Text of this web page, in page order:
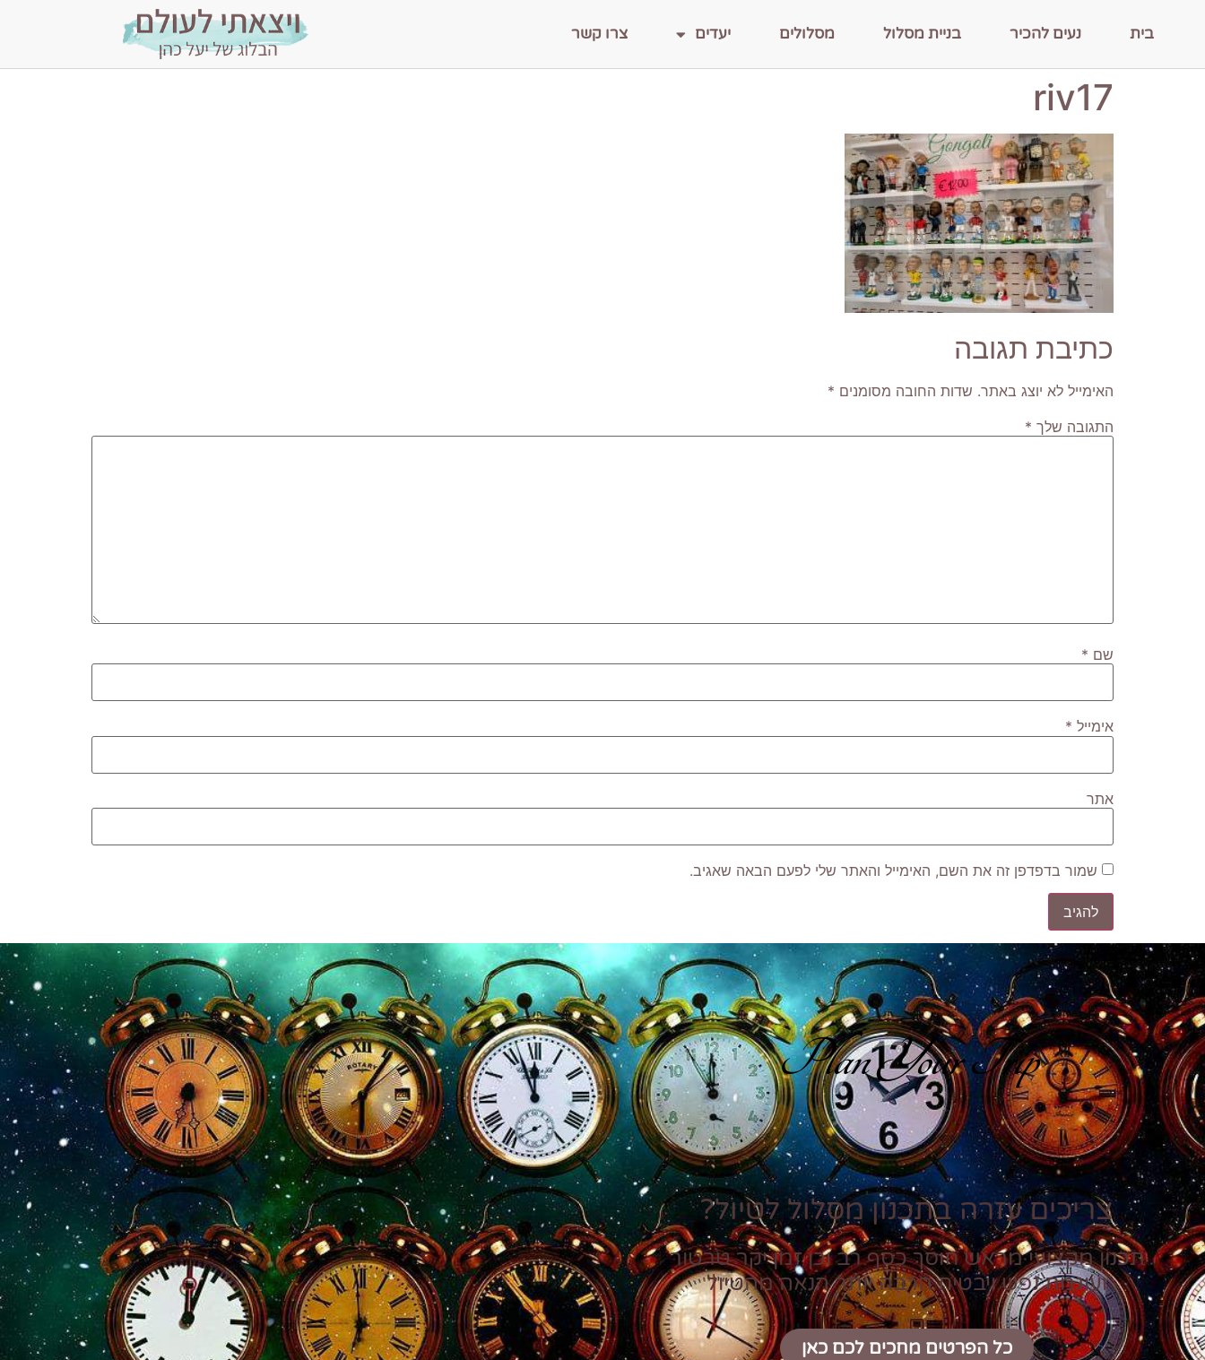
בית נעים להכיר בניית מסלול מסלולים יעדים צרו קשר
riv17
כתיבת תגובה
האימייל לא יוצג באתר. שדות החובה מסומנים *
התגובה שלך *
שם *
אימייל *
אתר
שמור בדפדפן זה את השם, האימייל והאתר שלי לפעם הבאה שאגיב.
Plan Your Trip
צריכים עזרה בתכנון מסלול לטיול?
תכנון מקצועי מראש חוסך כסף רב וכן זמן יקר טרטור
ועוגמת נפש ויבטיח הרבה יותר הנאה מהטיול
כל הפרטים מחכים לכם כאן